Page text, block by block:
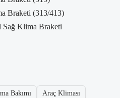
Braketi (313/413)
Sağ Klima Braketi
Bakımı Araç Kliması